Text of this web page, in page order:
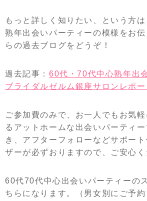
もっと詳しく知りたい、という方
熟年出会いパーティーの模様をお
らの過去ブログをどうぞ！
過去記事： 60代・70代中心熟年出
ブライダルゼルム銀座サロンレポー
ご参加費のみで、お一人でもお気
るアットホームな出会いパーティ
き、アフターフォローなどサポー
ザーが必ずおりますので、ご安心く
60代70代中心出会いパーティーの
ちらになります。（男女別にご予